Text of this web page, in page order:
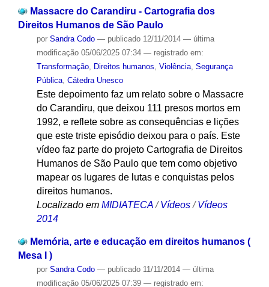
Massacre do Carandiru - Cartografia dos
Direitos Humanos de São Paulo
por Sandra Codo — publicado12/11/2014 — última
modificação05/06/2025 07:34 — registrado em:
Transformação, Direitos humanos Violência, Segurança
Pública, Cátedra Unesco
Este depoimento faz um relato sobre o Massacre
do Carandiru, que deixou 111 presos mortos em
1992, e reflete sobre as consequências e lições
que este triste episódio deixou para o país. Este
vídeo faz parte do projeto Cartografia de Direitos
Humanos de São Paulo que tem como objetivo
mapear os lugares de lutas e conquistas pelos
direitos humanos.
Localizado em MIDIATECA /Vídeos /Vídeos
2014
Memória, arte e educação em direitos humanos (
Mesa I )
por Sandra Codo — publicado11/11/2014 — última
modificação05/06/2025 07:39 — registrado em: